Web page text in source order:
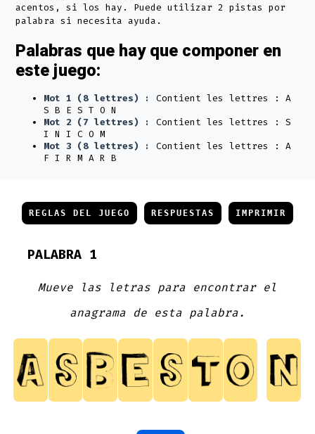
acentos, si los hay. Puede utilizar 2 pistas por
palabra si necesita ayuda.
Palabras que hay que componer en
este juego:
Mot 1 (8 lettres) :
Contient les lettres : A
S B E S T O N
Mot 2 (7 lettres) :
Contient les lettres : S
I N I C O M
Mot 3 (8 lettres) :
Contient les lettres : A
F I R M A R B
REGLAS DEL JUEGO RESPUESTAS IMPRIMIR
PALABRA 1
Mueve las letras para encontrar el
anagrama de esta palabra.